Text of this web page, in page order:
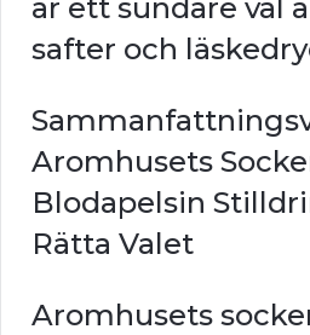
är ett sundare val
safter och
Aromhusets
Blodapelsin
Rätta Valet
Aromhusets